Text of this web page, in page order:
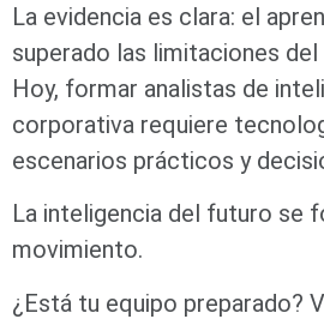
La evidencia es clara: el
superado las limitaciones del
Hoy, formar analistas de
corporativa requiere
escenarios prácticos y
La inteligencia del futuro se
movimiento.
¿Está tu equipo preparado?